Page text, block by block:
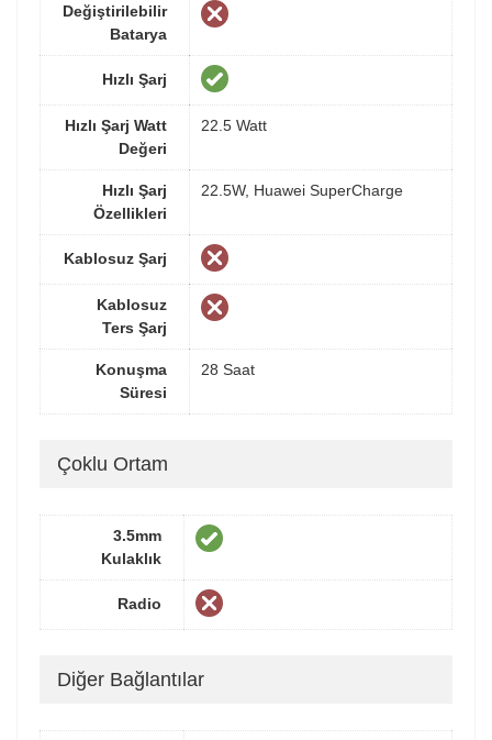
Değiştirilebilir
Batarya
Hızlı Şarj
Hızlı Şarj Watt
Değeri
22.5 Watt
Hızlı Şarj
Özellikleri
22.5W, Huawei SuperCharge
Kablosuz Şarj
Kablosuz
Ters Şarj
Konuşma
Süresi
28 Saat
Çoklu Ortam
3.5mm
Kulaklık
Radio
Diğer Bağlantılar